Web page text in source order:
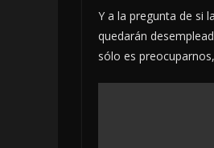
Y a la pregunta de si
quedarán
sólo es